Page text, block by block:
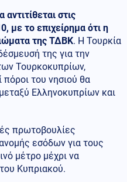
στις
με το επιχείρημα ότι η
της ΤΔΒΚ. Η Τουρκία
της για την
Τουρκοκυπρίων,
πόροι του νησιού θα
Ελληνοκυπρίων και
πρωτοβουλίες
εσόδων για τους
μέτρο μέχρι να
Κυπριακού.